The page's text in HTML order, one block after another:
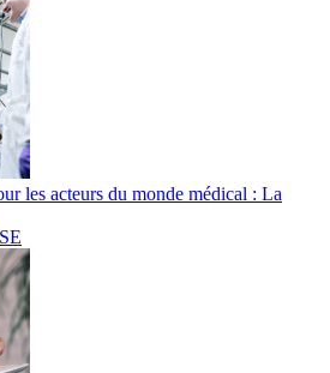
les acteurs du monde médical : La